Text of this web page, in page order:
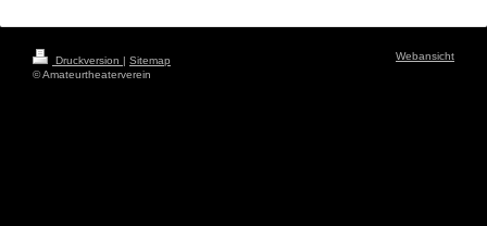
Druckversion
Sitemap
© Amateurtheaterverein
Webansicht